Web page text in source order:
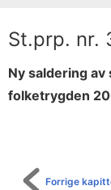
St.prp. nr.
Ny saldering
folketrygden
Forrige